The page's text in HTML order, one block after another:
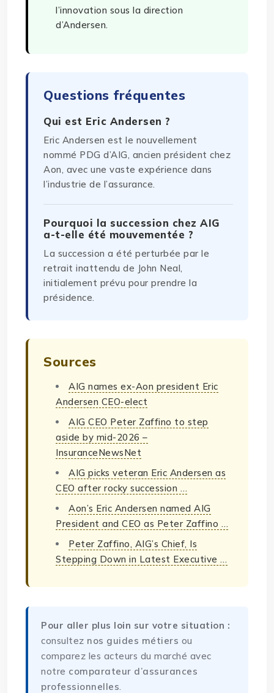
l’innovation sous la direction
d’Andersen.
Questions fréquentes
Qui est Eric Andersen ?
Eric Andersen est le nouvellement
nommé PDG d’AIG, ancien président chez
Aon, avec une vaste expérience dans
l’industrie de l’assurance.
Pourquoi la succession chez AIG
a-t-elle été mouvementée ?
La succession a été perturbée par le
retrait inattendu de John Neal,
initialement prévu pour prendre la
présidence.
Sources
AIG names ex-Aon president Eric
Andersen CEO-elect
AIG CEO Peter Zaffino to step
aside by mid-2026 –
InsuranceNewsNet
AIG picks veteran Eric Andersen as
CEO after rocky succession …
Aon’s Eric Andersen named AIG
President and CEO as Peter Zaffino …
Peter Zaffino, AIG’s Chief, Is
Stepping Down in Latest Executive …
Pour aller plus loin sur votre situation :
consultez nos guides métiers ou
comparez les acteurs du marché avec
notre comparateur d’assurances
professionnelles.